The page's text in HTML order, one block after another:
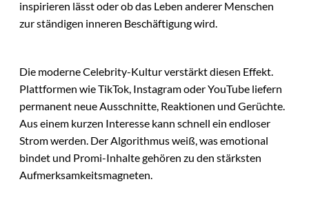
inspirieren lässt oder ob das Leben anderer Menschen
zur ständigen inneren Beschäftigung wird.
Die moderne Celebrity-Kultur verstärkt diesen Effekt.
Plattformen wie TikTok, Instagram oder YouTube liefern
permanent neue Ausschnitte, Reaktionen und Gerüchte.
Aus einem kurzen Interesse kann schnell ein endloser
Strom werden. Der Algorithmus weiß, was emotional
bindet und Promi-Inhalte gehören zu den stärksten
Aufmerksamkeitsmagneten.